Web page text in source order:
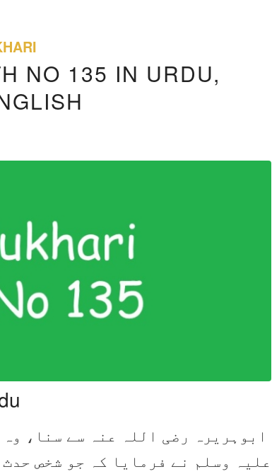
NO 135 IN URDU,
ابوہریرہ رضی اللہ عنہ سے سنا،
علیہ وسلم نے فرمایا کہ جو شخص